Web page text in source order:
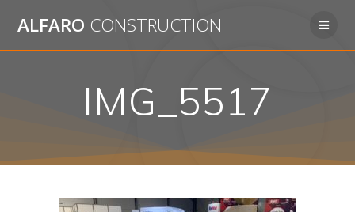
au
ALFARO CONSTRUCTION
IMG_5517